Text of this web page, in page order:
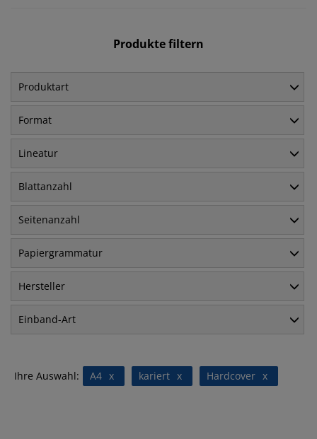
Produkte filtern
Produktart
Format
Lineatur
Blattanzahl
Seitenanzahl
Papiergrammatur
Hersteller
Einband-Art
Ihre Auswahl: x
A4 x
kariert x
Hardcover